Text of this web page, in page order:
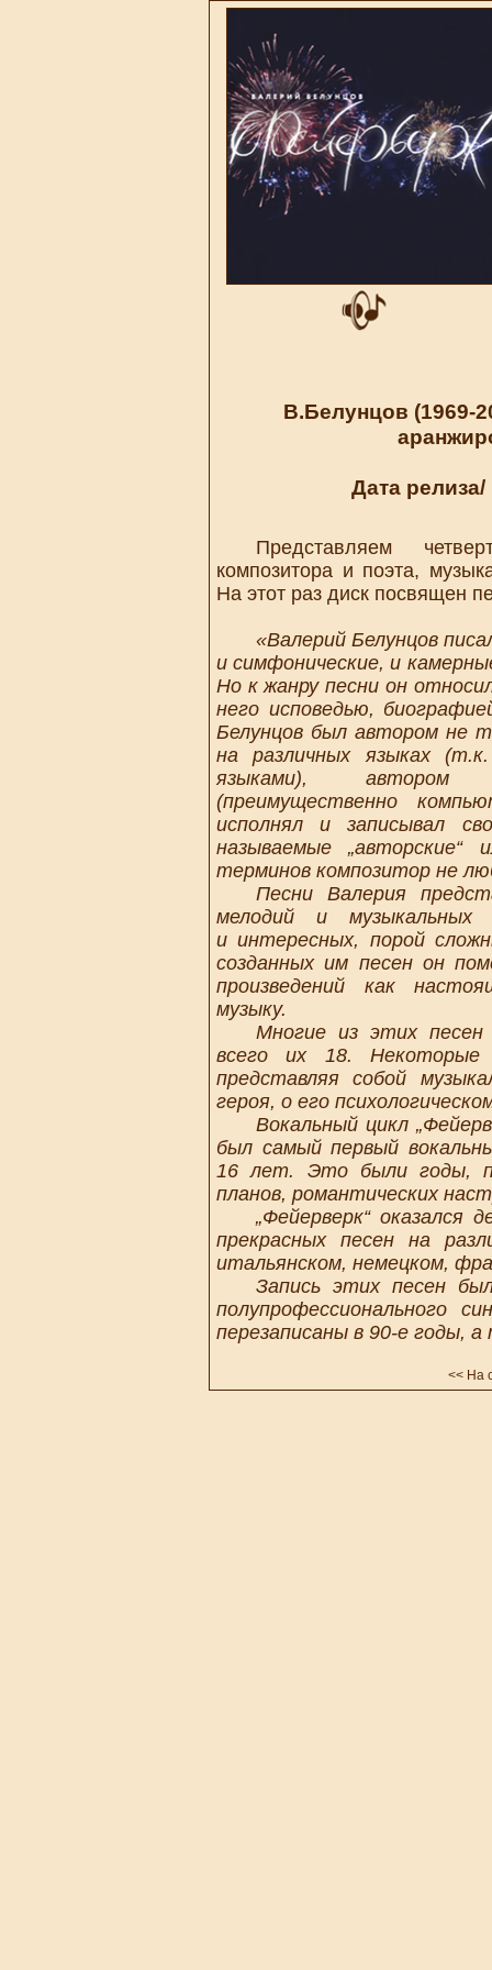
В.Белунцов (1969-
Дата
Представляем
композитора и поэта,
На этот раз диск посвящен
«Валерий Белунцов
и симфонические, и
Но к жанру песни он
него исповедью,
Белунцов был автором не
на различных языках
языками), автором
(преимущественно
исполнял и записывал
называемые „авторские“
терминов композитор не
Песни Валерия
мелодий и музыкальных
и интересных, порой
созданных им песен он
произведений как
музыку.
Многие из этих песен
всего их 18.
представляя собой
героя, о его
Вокальный цикл
был самый первый
16 лет. Это были годы,
планов, романтических
„Фейерверк“ оказался
прекрасных песен на
итальянском, немецком,
Запись этих песен
полупрофессионального
перезаписаны в 90-е годы,
<<На